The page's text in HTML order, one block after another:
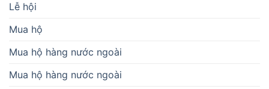
Lễ hội
Mua hộ
Mua hộ hàng nước ngoài
Mua hộ hàng nước ngoài